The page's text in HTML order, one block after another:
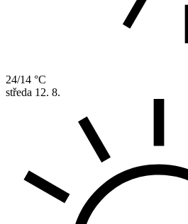
24/14 °C
středa 12. 8.